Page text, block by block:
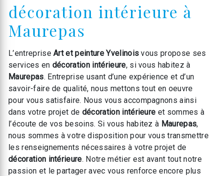
décoration intérieure à
Maurepas
L’entrepriseArt et peinture Yvelinois vous propose ses
services en décoration intérieure, si vous habitez à
Maurepas. Entreprise usant d’une expérience et d’un
savoir-faire de qualité, nous mettons tout en oeuvre
pour vous satisfaire. Nous vous accompagnons ainsi
dans votre projet de décoration intérieure et sommes à
l’écoute de vos besoins. Si vous habitez à Maurepas,
nous sommes à votre disposition pour vous transmettre
les renseignements nécessaires à votre projet de
décoration intérieure. Notre métier est avant tout notre
passion et le partager avec vous renforce encore plus